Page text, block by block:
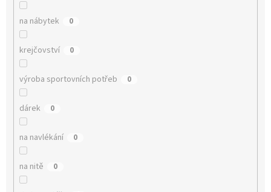
na nábytek 0
krejčovství 0
výroba sportovních potřeb 0
dárek 0
na navlékání 0
na nitě 0